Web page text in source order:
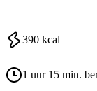
390 kcal
1 uur 15 min.